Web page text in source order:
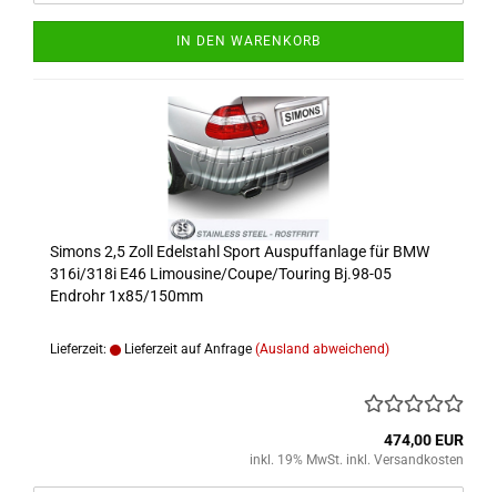
IN DEN WARENKORB
Simons 2,5 Zoll Edelstahl Sport Auspuffanlage für BMW
316i/318i E46 Limousine/Coupe/Touring Bj.98-05
Endrohr 1x85/150mm
Lieferzeit: Lieferzeit auf Anfrage (Ausland abweichend)
474,00 EUR
inkl. 19% MwSt. inkl. Versandkosten